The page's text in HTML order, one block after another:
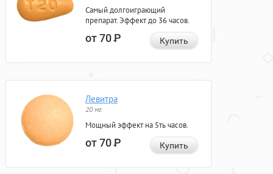
Самый долгоиграющий
препарат. Эффект до 36 часов.
от 70Р Купить
Левитра
20 мг
Мощный эффект на 5ть часов.
от 70Р Купить